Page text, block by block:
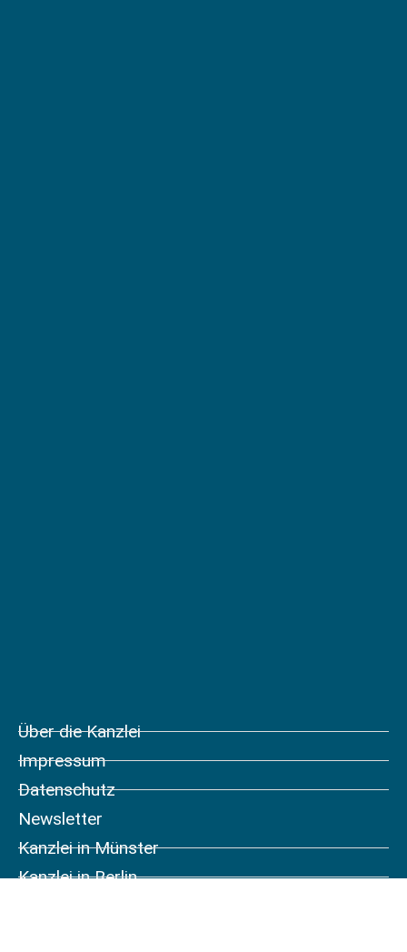
Über die Kanzlei
Impressum
Datenschutz
Newsletter
Kanzlei in Münster
Kanzlei in Berlin